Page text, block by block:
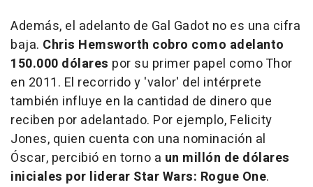
Además, el adelanto de Gal Gadot no es una cifra
baja. Chris Hemsworth cobro como adelanto
150.000 dólares por su primer papel como Thor
en 2011. El recorrido y 'valor' del intérprete
también influye en la cantidad de dinero que
reciben por adelantado. Por ejemplo, Felicity
Jones, quien cuenta con una nominación al
Óscar, percibió en torno a un millón de dólares
iniciales por liderar Star Wars: Rogue One.